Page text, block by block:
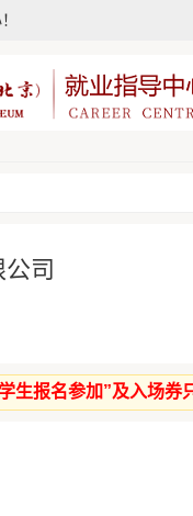
司
生报名参加”及入场券